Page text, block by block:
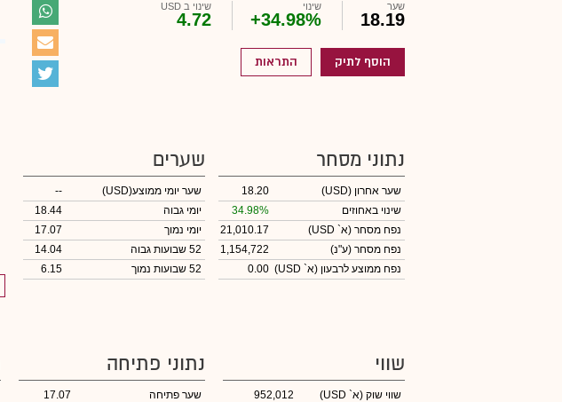
שער
18.19
שינוי
+34.98%
שינוי ב USD
4.72
הוסף לתיק התראות
נתוני מסחר
שער אחרון (USD)
18.20
שינוי באחוזים
34.98%
נפח מסחר (א` USD)
21,010.17
נפח מסחר (ע"נ)
1,154,722
נפח ממוצע לרבעון (א` USD)
0.00
שערים
שער יומי ממוצע(USD)
--
יומי גבוה
18.44
יומי נמוך
17.07
52 שבועות גבוה
14.04
52 שבועות נמוך
6.15
שווי
שווי שוק (א` USD)
952,012
נתוני פתיחה
שער פתיחה
17.07